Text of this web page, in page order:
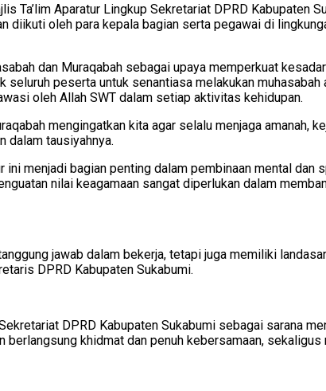
Ta’lim Aparatur Lingkup Sekretariat DPRD Kabupaten
oleh para kepala bagian serta pegawai di
dan Muraqabah sebagai upaya memperkuat
peserta untuk senantiasa melakukan
oleh Allah SWT dalam setiap aktivitas kehidupan.
mengingatkan kita agar selalu menjaga amanah,
dalam tausiyahnya.
menjadi bagian penting dalam pembinaan mental
nilai keagamaan sangat diperlukan dalam
jawab dalam bekerja, tetapi juga memiliki
DPRD Kabupaten Sukabumi.
DPRD Kabupaten Sukabumi sebagai sarana
khidmat dan penuh kebersamaan,